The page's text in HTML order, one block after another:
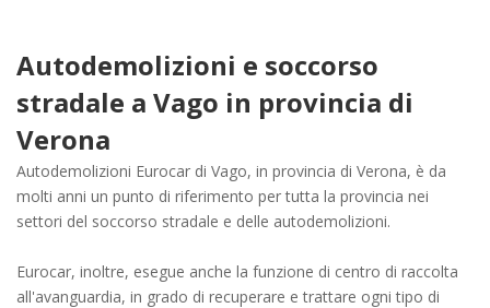
Autodemolizioni e soccorso
stradale a Vago in provincia di
Verona
Autodemolizioni Eurocar di Vago, in provincia di Verona, è da
molti anni un punto di riferimento per tutta la provincia nei
settori del soccorso stradale e delle autodemolizioni.
Eurocar, inoltre, esegue anche la funzione di centro di raccolta
all'avanguardia, in grado di recuperare e trattare ogni tipo di